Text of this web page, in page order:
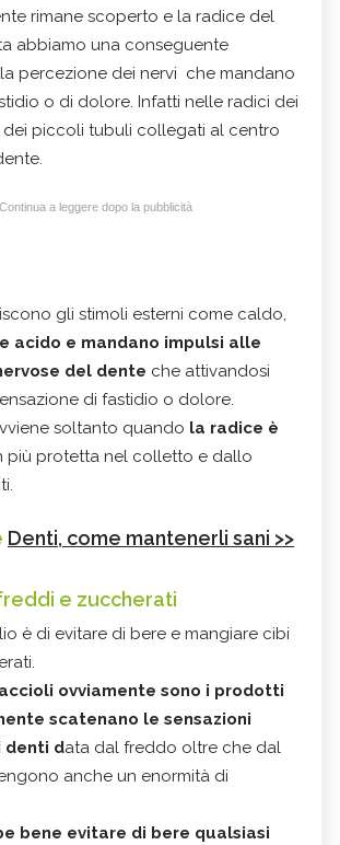
rimane scoperto e la radice del
abbiamo una conseguente
percezione dei nervi che mandano
o di dolore. Infatti nelle radici dei
piccoli tubuli collegati al centro
Continua a leggere dopo la pubblicità
gli stimoli esterni come caldo,
acido e mandano impulsi alle
del dente che attivandosi
di fastidio o dolore.
soltanto quando la radice è
più protetta nel colletto e dallo
Denti, come mantenerli sani >>
e zuccherati
è di evitare di bere e mangiare cibi
ovviamente sono i prodotti
scatenano le sensazioni
denti data dal freddo oltre che dal
anche un enormità di
bene evitare di bere qualsiasi